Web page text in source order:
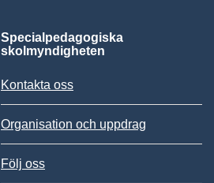
Specialpedagogiska
skolmyndigheten
Kontakta oss
Organisation och uppdrag
Följ oss